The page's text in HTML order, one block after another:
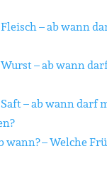
– ab wann
– ab wann
– ab wann darf
wann? – Welche